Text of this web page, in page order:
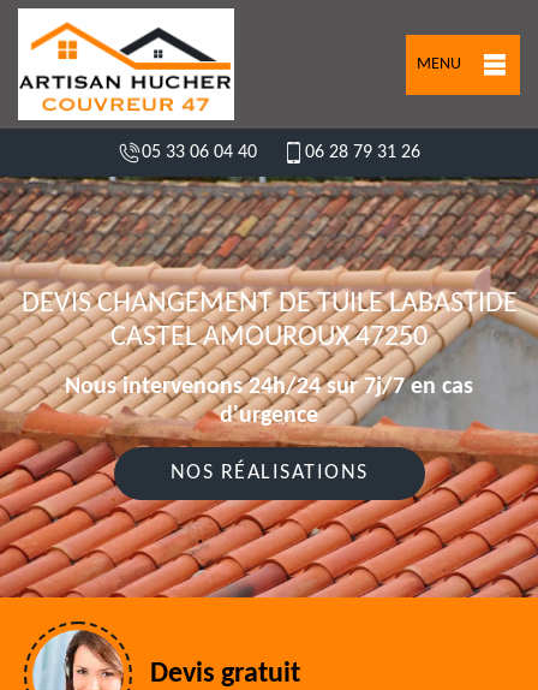
MENU
05 33 06 04 40 06 28 79 31 26
DEVIS CHANGEMENT DE TUILE LABASTIDE
CASTEL AMOUROUX 47250
Nous intervenons 24h/24 sur 7j/7 en cas
d'urgence
NOS RÉALISATIONS
Devis gratuit